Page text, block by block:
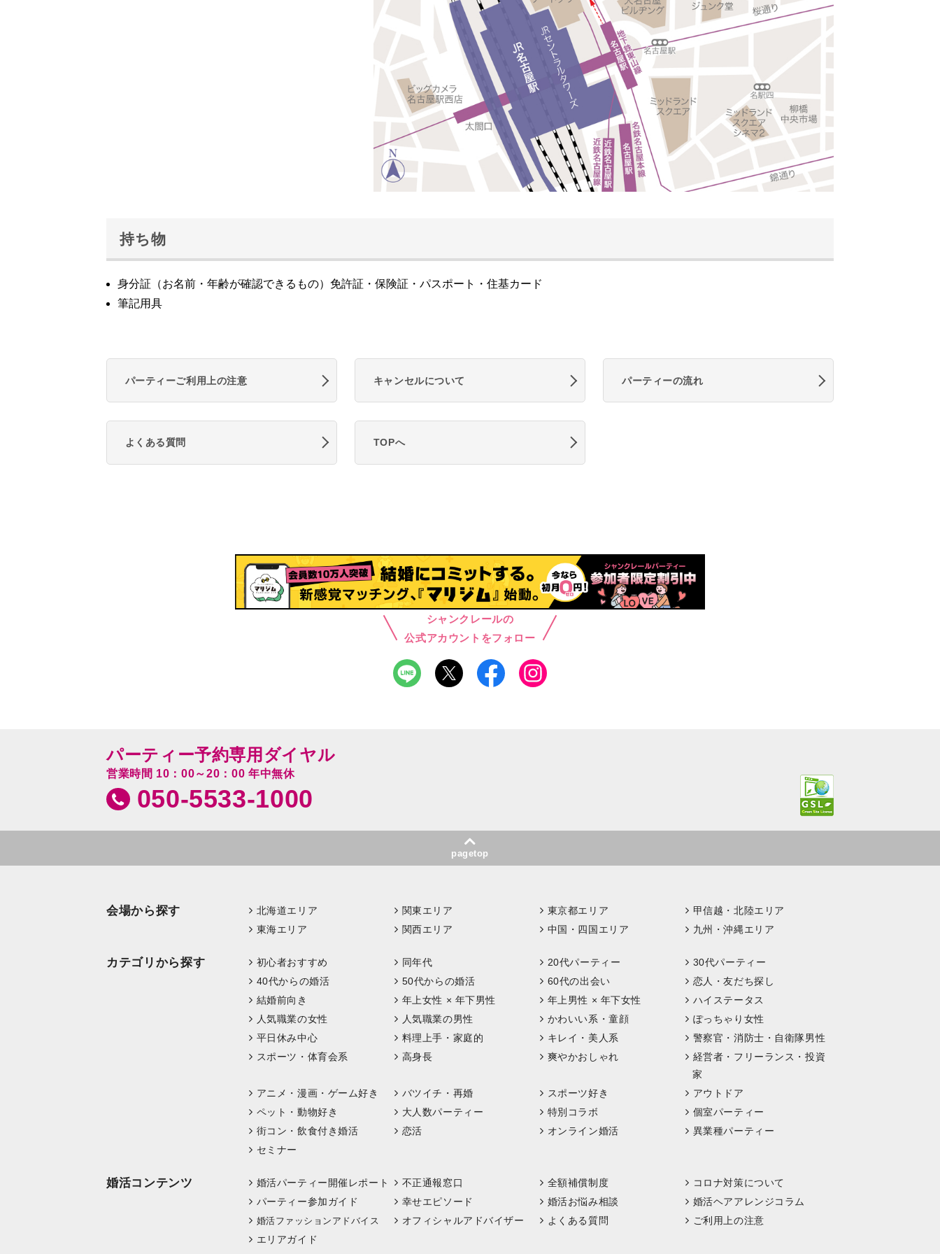
持ち物
身分証（お名前・年齢が確認できるもの）免許証・保険証・パスポート・住基カード
筆記用具
パーティーご利用上の注意 キャンセルについて パーティーの流れ
よくある質問 TOPへ
シャンクレールの
公式アカウントをフォロー
パーティー予約専用ダイヤル
営業時間 10：00～20：00 年中無休
050-5533-1000
pagetop
会場から探す 北海道エリア 関東エリア 東京都エリア
甲信越・北陸エリア
東海エリア
関西エリア 中国・四国エリア 九州・沖縄エリア
カテゴリから探す 初心者おすすめ 同年代 20代パーティー
30代パーティー
40代からの婚活
50代からの婚活 60代の出会い
恋人・友だち探し
結婚前向き
年上女性 × 年下男性 年上男性 × 年下女性
ハイステータス
人気職業の女性
人気職業の男性 かわいい系・童顔
ぽっちゃり女性
平日休み中心
料理上手・家庭的 キレイ・美人系
警察官・消防士・自衛隊男性
スポーツ・体育会系
高身長 爽やかおしゃれ
経営者・フリーランス・投資
家
アニメ・漫画・ゲーム好き
バツイチ・再婚 スポーツ好き
アウトドア
ペット・動物好き
大人数パーティー 特別コラボ
個室パーティー
街コン・飲食付き婚活
恋活 オンライン婚活
異業種パーティー
セミナー
婚活コンテンツ 婚活パーティー開催レポート 不正通報窓口 全額補償制度
コロナ対策について
パーティー参加ガイド
幸せエピソード 婚活お悩み相談 婚活ヘアアレンジコラム
婚活ファッションアドバイス オフィシャルアドバイザー よくある質問
ご利用上の注意
エリアガイド